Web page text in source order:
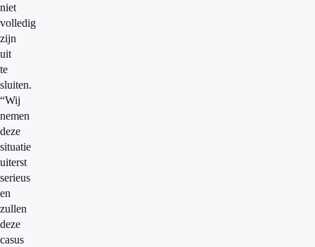
niet
volledig
zijn
uit
te
sluiten.
“Wij
nemen
deze
situatie
uiterst
serieus
en
zullen
deze
casus